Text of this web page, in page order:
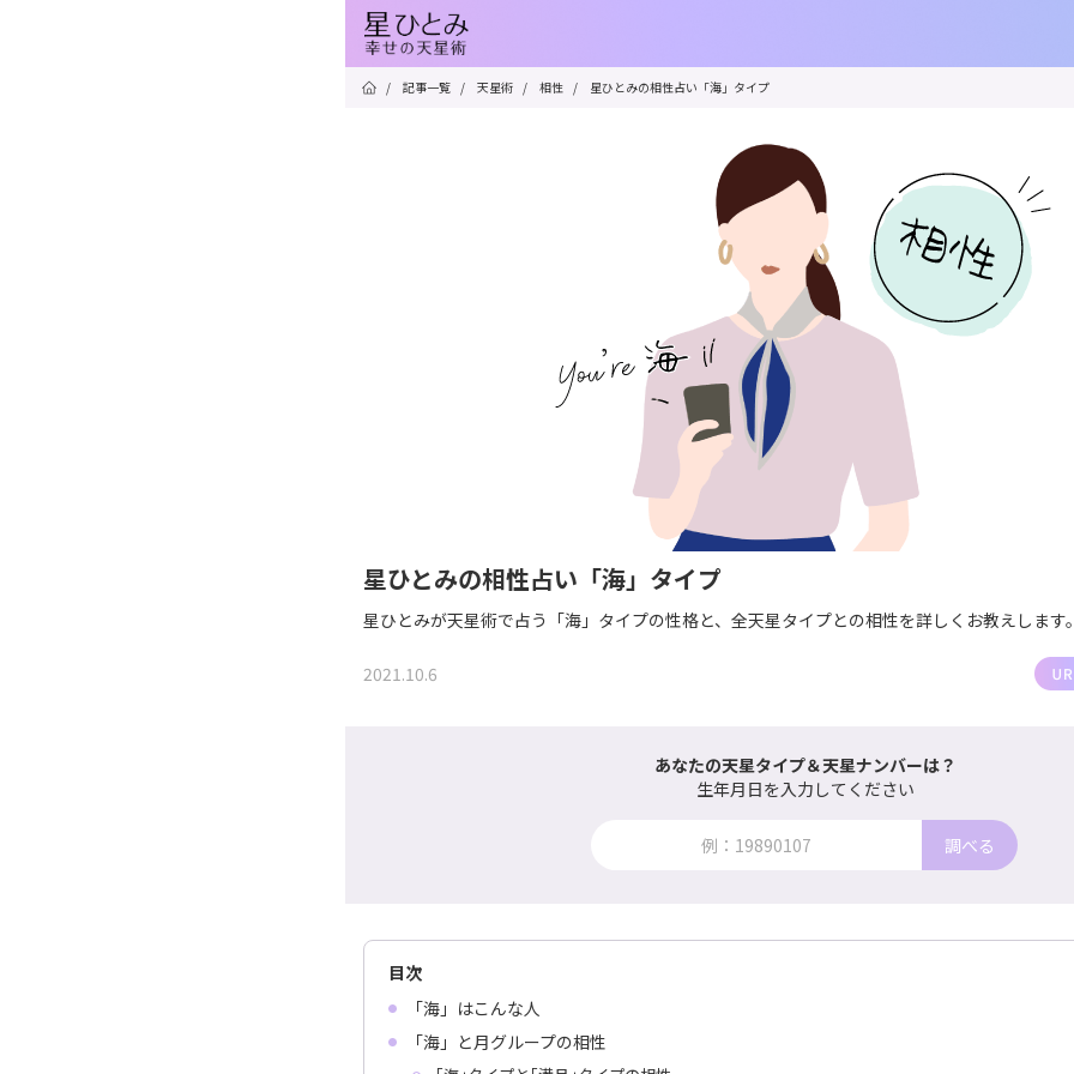
/ 記事一覧 / 天星術 / 相性 / 星ひとみの相性占い「海」タイプ
星ひとみの相性占い「海」タイプ
星ひとみが天星術で占う「海」タイプの性格と、全天星タイプとの相性を詳しくお教えします
2021.10.6
あなたの天星タイプ＆天星ナンバーは？
生年月日を入力してください
調べる
目次
「海」はこんな人
「海」と月グループの相性